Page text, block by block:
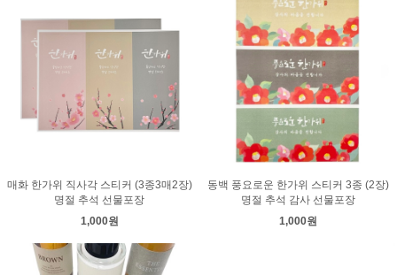
매화 한가위 직사각 스티커 (3종3매2장)
명절 추석 선물포장
1,000원
동백 풍요로운 한가위 스티커 3종 (2장)
명절 추석 감사 선물포장
1,000원